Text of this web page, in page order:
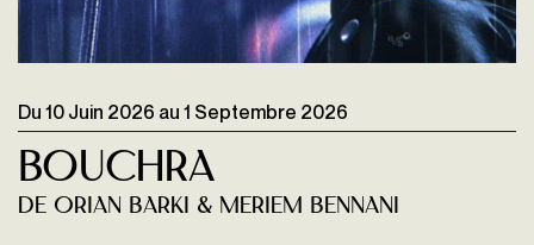
Du 10 Juin 2026 au 1 Septembre 2026
Bouchra
de Orian Barki & Meriem Bennani